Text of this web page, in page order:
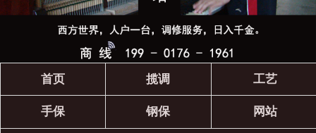
首页 揽调 工艺
手保 钢保 网站